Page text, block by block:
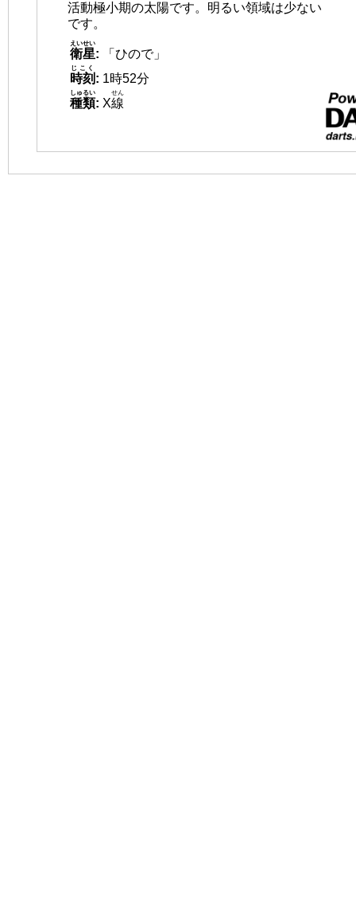
活動極小期の太陽です。明るい領域は少ない
です。
衛星
えいせい
:
「ひので」
時刻
じこく
: 1時52分
種類
しゅるい
: X線
せん